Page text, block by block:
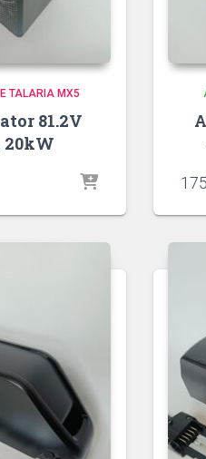
TALARIA MX5
81.2V
20kW